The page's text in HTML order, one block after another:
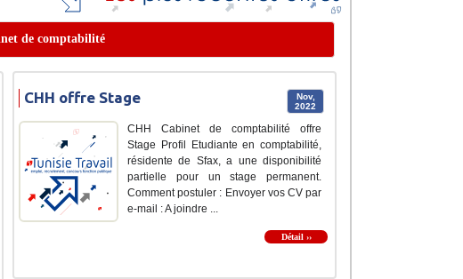
de comptabilité
Nov,
2022
CHH offre Stage
CHH Cabinet de comptabilité offre
Stage Profil Etudiante en comptabilité,
résidente de Sfax, a une disponibilité
partielle pour un stage permanent.
Comment postuler : Envoyer vos CV par
e-mail : A joindre ...
Détail ››